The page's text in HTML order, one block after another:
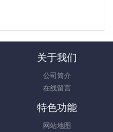
关于我们
公司简介
在线留言
特色功能
网站地图